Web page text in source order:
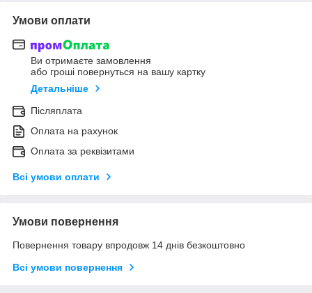
Умови оплати
Ви отримаєте замовлення
або гроші повернуться на вашу картку
Детальніше
Післяплата
Оплата на рахунок
Оплата за реквізитами
Всі умови оплати
Умови повернення
Повернення товару впродовж 14 днів безкоштовно
Всі умови повернення